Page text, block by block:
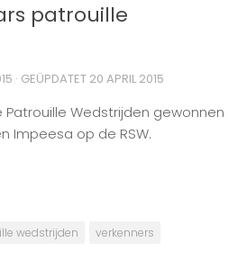
patrouille
· GEÜPDATET 20 APRIL 2015
Wedstrijden gewonnen
Impeesa op de RSW.
wedstrijden verkenners